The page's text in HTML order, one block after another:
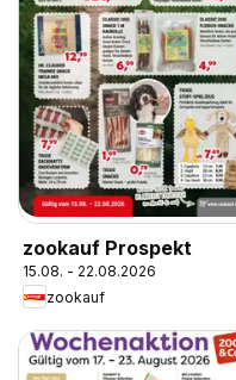
zookauf Prospekt
15.08. - 22.08.2026
zookauf